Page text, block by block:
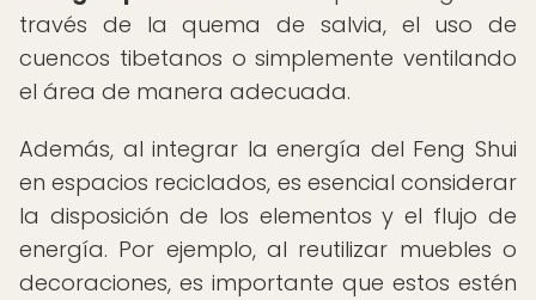
través de la quema de salvia, el uso de
cuencos tibetanos o simplemente ventilando
el área de manera adecuada.
Además, al integrar la energía del Feng Shui
en espacios reciclados, es esencial considerar
la disposición de los elementos y el flujo de
energía. Por ejemplo, al reutilizar muebles o
decoraciones, es importante que estos estén